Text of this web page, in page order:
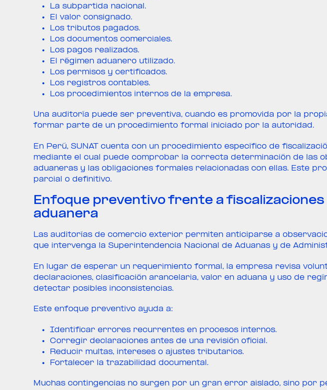
La subpartida nacional.
El valor consignado.
Los tributos pagados.
Los documentos comerciales.
Los pagos realizados.
El régimen aduanero utilizado.
Los permisos y certificados.
Los registros contables.
Los procedimientos internos de la empresa.
Una auditoría puede ser preventiva, cuando es promovida por la
formar parte de un procedimiento formal iniciado por la autoridad.
En Perú, SUNAT cuenta con un procedimiento específico de
mediante el cual puede comprobar la correcta determinación de las
aduaneras y las obligaciones formales relacionadas con ellas. Este
parcial o definitivo.
Enfoque preventivo frente a
aduanera
Las auditorías de comercio exterior permiten anticiparse a
que intervenga la Superintendencia Nacional de Aduanas y de
En lugar de esperar un requerimiento formal, la empresa revisa
declaraciones, clasificación arancelaria, valor en aduana y uso de
detectar posibles inconsistencias.
Este enfoque preventivo ayuda a:
Identificar errores recurrentes en procesos internos.
Corregir declaraciones antes de una revisión oficial.
Reducir multas, intereses o ajustes tributarios.
Fortalecer la trazabilidad documental.
Muchas contingencias no surgen por un gran error aislado, sino por